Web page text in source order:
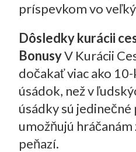
príspevkom vo
Dôsledky kurácii
BonusyV Kurácii
dočakať viac ako
úsádok, než v
úsádky sú
umožňujú
peňazí.